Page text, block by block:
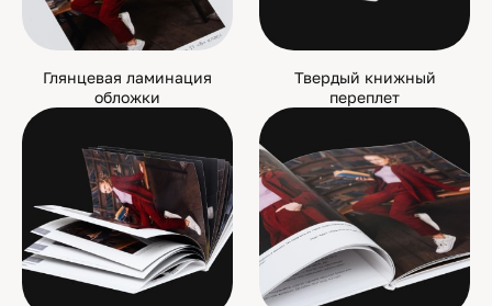
Глянцевая ламинация
обложки
Твердый книжный
переплет